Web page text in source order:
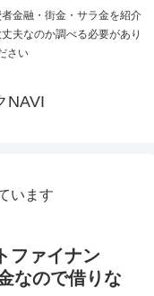
金融・街金・サラ金を紹介
夫なのか調べる必要があり
さい
NAVI
います
ファイナン
なので借りな